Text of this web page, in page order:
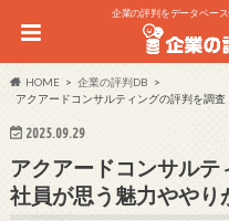
企業の評判をデータベー
HOME
企業の評判DB
アクアードコンサルティングの評判を調
2025.09.29
アクアードコンサル
社員が思う魅力ややり